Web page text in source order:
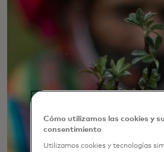
Cómo utilizamos las cookies y su
consentimiento
Utilizamos cookies y tecnologías